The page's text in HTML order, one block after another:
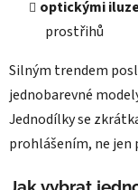
optickými
prostřihů
Silným trendem
jednobarevné
Jednodílky se
prohlášením, ne